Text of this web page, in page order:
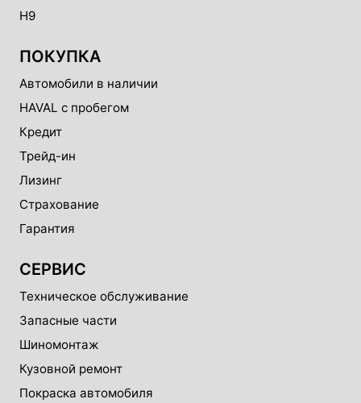
H9
ПОКУПКА
Автомобили в наличии
HAVAL с пробегом
Кредит
Трейд-ин
Лизинг
Страхование
Гарантия
СЕРВИС
Техническое обслуживание
Запасные части
Шиномонтаж
Кузовной ремонт
Покраска автомобиля